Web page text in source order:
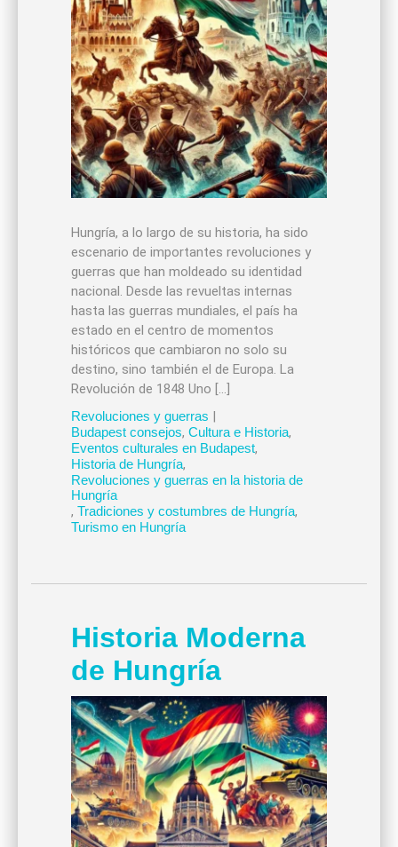
Hungría, a lo largo de su historia, ha sido
escenario de importantes revoluciones y
guerras que han moldeado su identidad
nacional. Desde las revueltas internas
hasta las guerras mundiales, el país ha
estado en el centro de momentos
históricos que cambiaron no solo su
destino, sino también el de Europa. La
Revolución de 1848 Uno […]
Revoluciones y guerras |
Budapest consejos, Cultura e Historia,
Eventos culturales en Budapest,
Historia de Hungría,
Revoluciones y guerras en la historia de
Hungría
, Tradiciones y costumbres de Hungría,
Turismo en Hungría
Historia Moderna
de Hungría